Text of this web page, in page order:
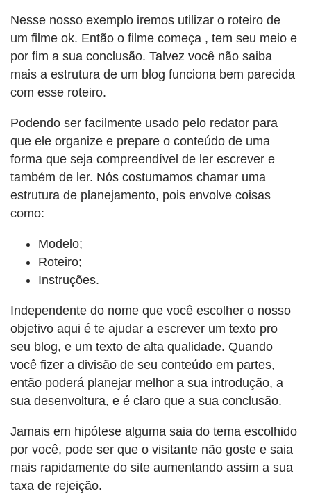
Nesse nosso exemplo iremos utilizar o roteiro de
um filme ok. Então o filme começa , tem seu meio e
por fim a sua conclusão. Talvez você não saiba
mais a estrutura de um blog funciona bem parecida
com esse roteiro.
Podendo ser facilmente usado pelo redator para
que ele organize e prepare o conteúdo de uma
forma que seja compreendível de ler escrever e
também de ler. Nós costumamos chamar uma
estrutura de planejamento, pois envolve coisas
como:
Modelo;
Roteiro;
Instruções.
Independente do nome que você escolher o nosso
objetivo aqui é te ajudar a escrever um texto pro
seu blog, e um texto de alta qualidade. Quando
você fizer a divisão de seu conteúdo em partes,
então poderá planejar melhor a sua introdução, a
sua desenvoltura, e é claro que a sua conclusão.
Jamais em hipótese alguma saia do tema escolhido
por você, pode ser que o visitante não goste e saia
mais rapidamente do site aumentando assim a sua
taxa de rejeição.